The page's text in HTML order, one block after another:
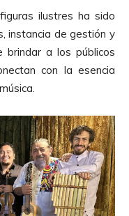
ilustres ha sido
instancia de gestión y
brindar a los públicos
con la esencia